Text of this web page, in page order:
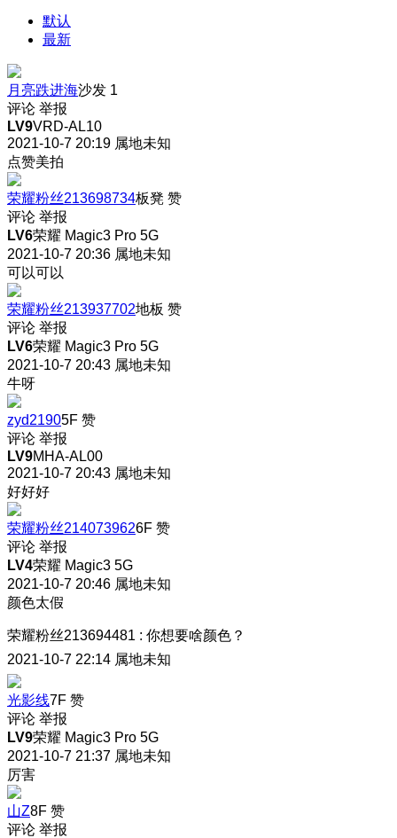
默认
最新
月亮跌进海沙发 1
评论 举报
LV9VRD-AL10
2021-10-7 20:19 属地未知
点赞美拍
荣耀粉丝213698734板凳 赞
评论 举报
LV6荣耀 Magic3 Pro 5G
2021-10-7 20:36 属地未知
可以可以
荣耀粉丝213937702地板 赞
评论 举报
LV6荣耀 Magic3 Pro 5G
2021-10-7 20:43 属地未知
牛呀
zyd21905F 赞
评论 举报
LV9MHA-AL00
2021-10-7 20:43 属地未知
好好好
荣耀粉丝2140739626F 赞
评论 举报
LV4荣耀 Magic3 5G
2021-10-7 20:46 属地未知
颜色太假
荣耀粉丝213694481 : 你想要啥颜色？
2021-10-7 22:14 属地未知
光影线7F 赞
评论 举报
LV9荣耀 Magic3 Pro 5G
2021-10-7 21:37 属地未知
厉害
山Z8F 赞
评论 举报